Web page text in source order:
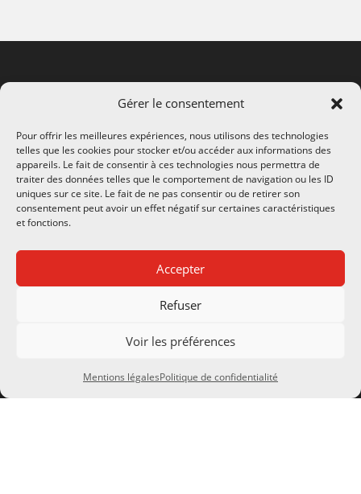
Gérer le consentement
Pour offrir les meilleures expériences, nous utilisons des technologies
telles que les cookies pour stocker et/ou accéder aux informations des
appareils. Le fait de consentir à ces technologies nous permettra de
traiter des données telles que le comportement de navigation ou les ID
uniques sur ce site. Le fait de ne pas consentir ou de retirer son
consentement peut avoir un effet négatif sur certaines caractéristiques
et fonctions.
Accepter
Refuser
Voir les préférences
Mentions légalesPolitique de confidentialité
CONTACTS
Notre société
8 Rue de la Gare
24290 Montignac Lascaux
SIRET 483 065 892 00026